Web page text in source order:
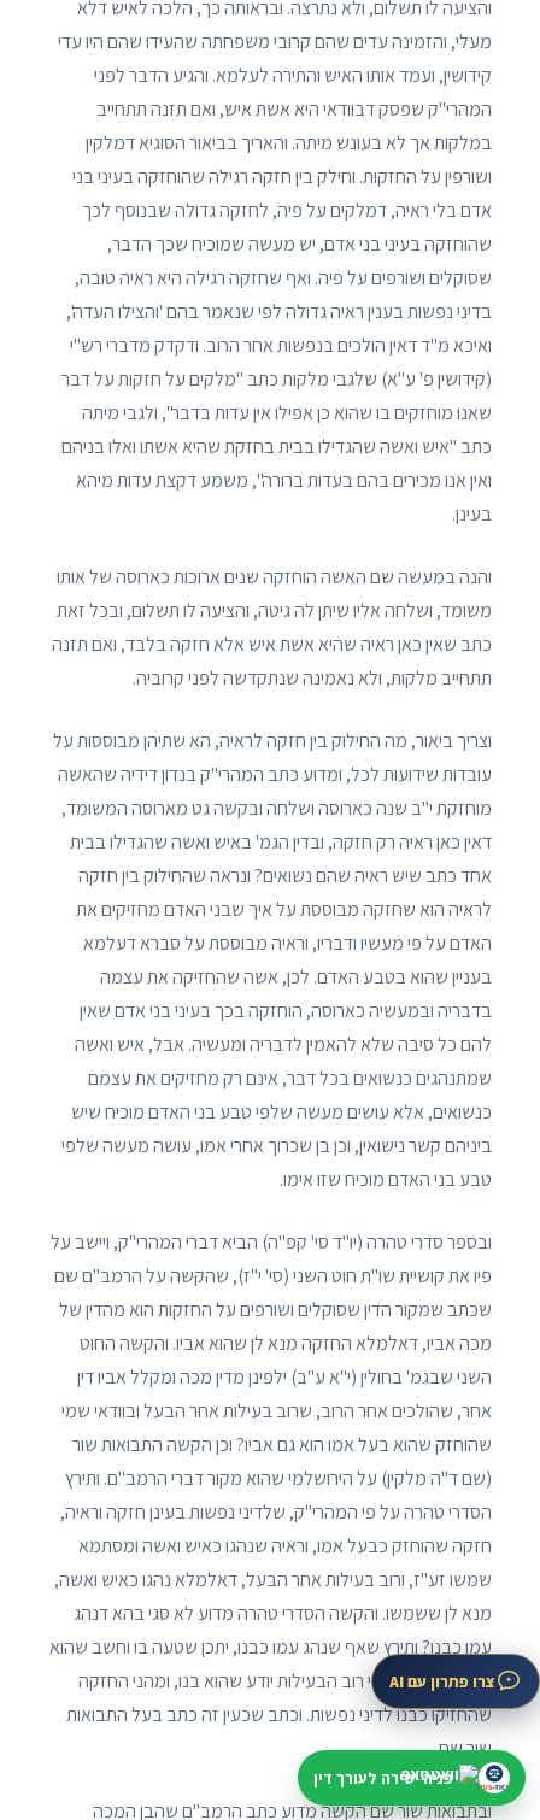
והציעה לו תשלום, ולא נתרצה. ובראותה כך, הלכה לאיש דלא
מעלי, והזמינה עדים שהם קרובי משפחתה שהעידו שהם היו עדי
קידושין, ועמד אותו האיש והתירה לעלמא. והגיע הדבר לפני
המהרי"ק שפסק דבוודאי היא אשת איש, ואם תזנה תתחייב
במלקות אך לא בעונש מיתה. והאריך בביאור הסוגיא דמלקין
ושורפין על החזקות. וחילק בין חזקה רגילה שהוחזקה בעיני בני
אדם בלי ראיה, דמלקים על פיה, לחזקה גדולה שבנוסף לכך
שהוחזקה בעיני בני אדם, יש מעשה שמוכיח שכך הדבר,
שסוקלים ושורפים על פיה. ואף שחזקה רגילה היא ראיה טובה,
בדיני נפשות בענין ראיה גדולה לפי שנאמר בהם 'והצילו העדה',
ואיכא מ"ד דאין הולכים בנפשות אחר הרוב. ודקדק מדברי רש"י
(קידושין פ' ע"א) שלגבי מלקות כתב "מלקים על חזקות על דבר
שאנו מוחזקים בו שהוא כן אפילו אין עדות בדבר", ולגבי מיתה
כתב "איש ואשה שהגדילו בבית בחזקת שהיא אשתו ואלו בניהם
ואין אנו מכירים בהם בעדות ברורה", משמע דקצת עדות מיהא
בעינן.
והנה במעשה שם האשה הוחזקה שנים ארוכות כארוסה של אותו
משומד, ושלחה אליו שיתן לה גיטה, והציעה לו תשלום, ובכל זאת
כתב שאין כאן ראיה שהיא אשת איש אלא חזקה בלבד, ואם תזנה
תתחייב מלקות, ולא נאמינה שנתקדשה לפני קרוביה.
וצריך ביאור, מה החילוק בין חזקה לראיה, הא שתיהן מבוססות על
עובדות שידועות לכל, ומדוע כתב המהרי"ק בנדון דידיה שהאשה
מוחזקת י"ב שנה כארוסה ושלחה ובקשה גט מארוסה המשומד,
דאין כאן ראיה רק חזקה, ובדין הגמ' באיש ואשה שהגדילו בבית
אחד כתב שיש ראיה שהם נשואים? ונראה שהחילוק בין חזקה
לראיה הוא שחזקה מבוססת על איך שבני האדם מחזיקים את
האדם על פי מעשיו ודבריו, וראיה מבוססת על סברא דעלמא
בעניין שהוא בטבע האדם. לכן, אשה שהחזיקה את עצמה
בדבריה ובמעשיה כארוסה, הוחזקה בכך בעיני בני אדם שאין
להם כל סיבה שלא להאמין לדבריה ומעשיה. אבל, איש ואשה
שמתנהגים כנשואים בכל דבר, אינם רק מחזיקים את עצמם
כנשואים, אלא עושים מעשה שלפי טבע בני האדם מוכיח שיש
ביניהם קשר נישואין, וכן בן שכרוך אחרי אמו, עושה מעשה שלפי
טבע בני האדם מוכיח שזו אימו.
ובספר סדרי טהרה (יו"ד סי' קפ"ה) הביא דברי המהרי"ק, ויישב על
פיו את קושיית שו"ת חוט השני (סי' י"ז), שהקשה על הרמב"ם שם
שכתב שמקור הדין שסוקלים ושורפים על החזקות הוא מהדין של
מכה אביו, דאלמלא החזקה מנא לן שהוא אביו. והקשה החוט
השני שבגמ' בחולין (י"א ע"ב) ילפינן מדין מכה ומקלל אביו דין
אחר, שהולכים אחר הרוב, שרוב בעילות אחר הבעל ובוודאי שמי
שהוחזק שהוא בעל אמו הוא גם אביו? וכן הקשה התבואות שור
(שם ד"ה מלקין) על הירושלמי שהוא מקור דברי הרמב"ם. ותירץ
הסדרי טהרה על פי המהרי"ק, שלדיני נפשות בעינן חזקה וראיה,
חזקה שהוחזק כבעל אמו, וראיה שנהגו כאיש ואשה ומסתמא
שמשו זע"ז, ורוב בעילות אחר הבעל, דאלמלא נהגו כאיש ואשה,
מנא לן ששמשו. והקשה הסדרי טהרה מדוע לא סגי בהא דנהג
עמו כבנו? ותירץ שאף שנהג עמו כבנו, יתכן שטעה בו וחשב שהוא
בנו ואינו כן, ועל ידי רוב הבעילות יודע שהוא בנו, ומהני החזקה
שהחזיקו כבנו לדיני נפשות. וכתב שכעין זה כתב בעל התבואות
שור שם.
ובתבואות שור שם הקשה מדוע כתב הרמב"ם שהבן המכה
צרו פתרון עם AI
פניה ישירה לעורך דין